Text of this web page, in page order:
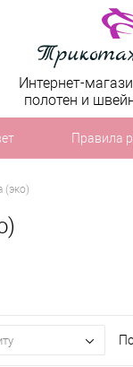
Интернет-
полотен и
Правила
(эко)